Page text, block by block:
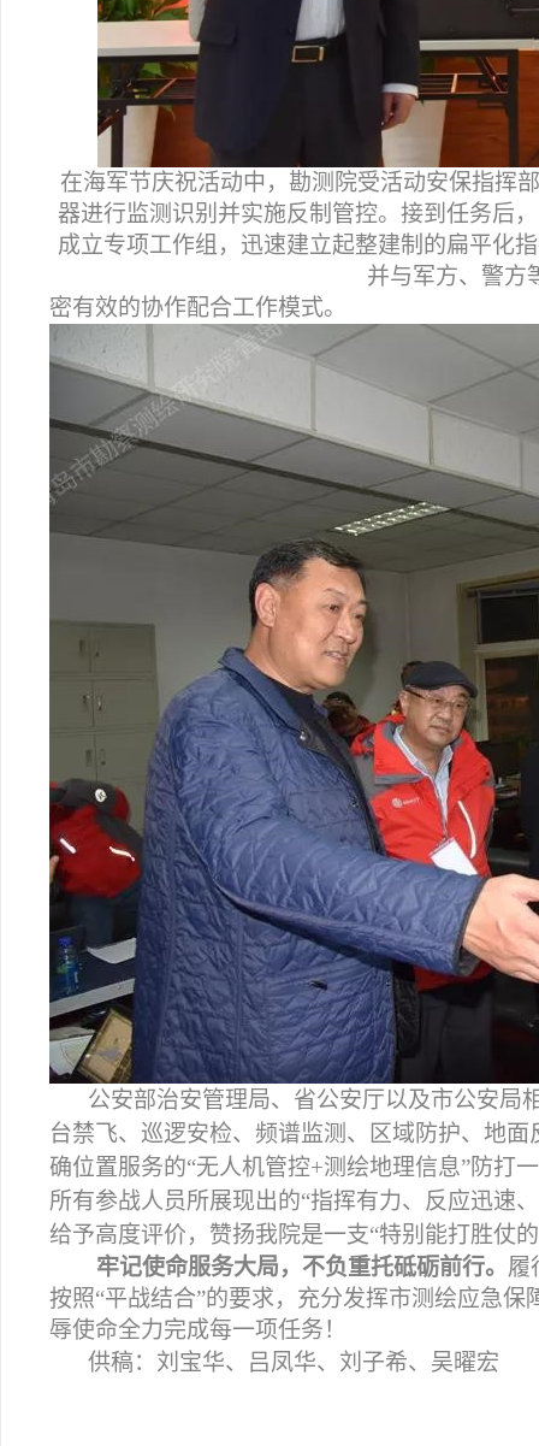
在海军节庆祝活动中，勘测院受活动安保指挥
器进行监测识别并实施反制管控。接到任务后
成立专项工作组，迅速建立起整建制的扁平化
并与军方、警方
密有效的协作配合工作模式。
公安部治安管理局、省公安厅以及市公安局
台禁飞、巡逻安检、频谱监测、区域防护、地
确位置服务的“无人机管控+测绘地理信息”防打
所有参战人员所展现出的“指挥有力、反应迅速
给予高度评价，赞扬我院是一支“特别能打胜仗
牢记使命服务大局，不负重托砥砺前行。 履
按照“平战结合”的要求，充分发挥市测绘应急
辱使命全力完成每一项任务！
供稿：刘宝华、吕凤华、刘子希、吴曜宏